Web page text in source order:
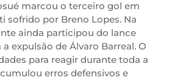
marcou o terceiro gol em
sofrido por Breno Lopes. Na
ainda participou do lance
expulsão de Álvaro Barreal. O
para reagir durante toda a
erros defensivos e